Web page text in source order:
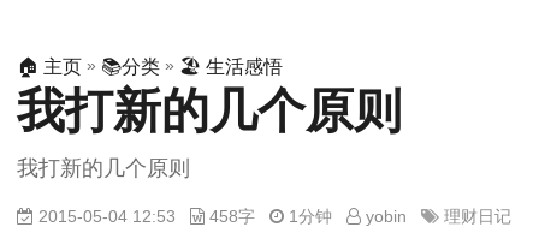
🏠 主页 » 📚分类 » 🏖 生活感悟
我打新的几个原则
我打新的几个原则
2015-05-04 12:53 458字 1分钟 yobin
理财日记